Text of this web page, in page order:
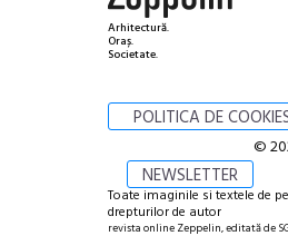
Arhitectură.
Oraș.
Societate.
POLITICA DE
NEWSLETTER
©
Toate imaginile si textele de
drepturilor de autor
revista online Zeppelin, editată de